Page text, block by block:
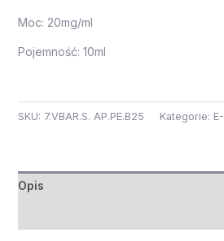
Moc: 20mg/ml
Pojemność: 10ml
SKU: 7.VBAR.S. AP.PE.B25 Kategorie:
Opis